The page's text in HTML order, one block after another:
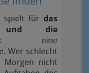
spielt für das
und die
eine
Wer schlecht
Morgen nicht